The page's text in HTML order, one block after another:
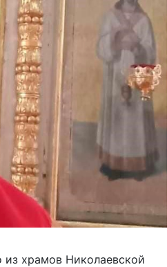
храмов Николаевской